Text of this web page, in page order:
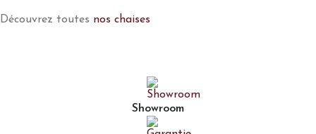
Découvrez toutes nos chaises
Showroom